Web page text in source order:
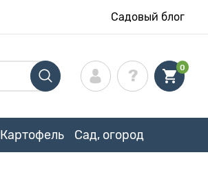
Садовый блог
0
Картофель Сад, огород